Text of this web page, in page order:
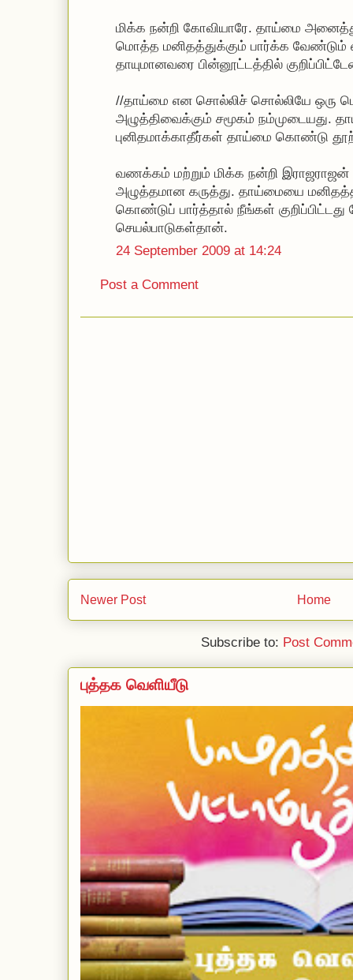
மிக்க நன்றி கோவியாரே. தாய்மை
மொத்த மனிதத்துக்கும் பார்க்க
தாயுமானவரை பின்னூட்டத்தில்
//தாய்மை என சொல்லிச் சொல்லியே ஒரு
அழுத்திவைக்கும் சமூகம்
புனிதமாக்காதீர்கள் தாய்மை கொண்டு
வணக்கம் மற்றும் மிக்க நன்றி இராஜராஜன்
அழுத்தமான கருத்து. தாய்மையை
கொண்டுப் பார்த்தால் நீங்கள்
செயல்பாடுகள்தான்.
24 September 2009 at 14:24
Post a Comment
Newer Post Home
Subscribe to: Post
புத்தக வெளியீடு